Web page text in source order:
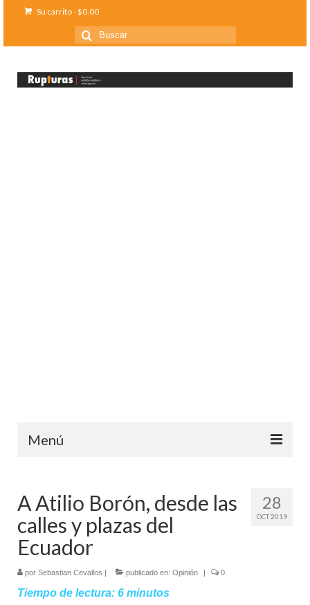
Su carrito-$0.00
Buscar
por:
Menú
Ediciones anteriores
Contáctanos
Entreletras
28
OCT 2019
A Atilio Borón, desde las
calles y plazas del
Ecuador
por Sebastian Cevallos | publicado en: Opinión | 0
Tiempo de lectura: 6 minutos